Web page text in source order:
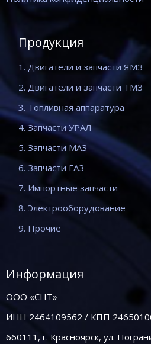
Продукция
1. Двигатели и запчасти ЯМЗ
2. Двигатели и запчасти ТМЗ
3. Топливная аппаратура
4. Запчасти УРАЛ
5. Запчасти МАЗ
6. Запчасти ГАЗ
7. Импортные запчасти
8. Электрооборудование
9. Прочие
Информация
ООО «СНТ»
ИНН 2464109562 / КПП
660111, г. Красноярск, ул.